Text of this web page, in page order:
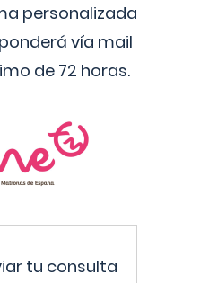
personalizada
vía mail
de 72 horas.
tu consulta